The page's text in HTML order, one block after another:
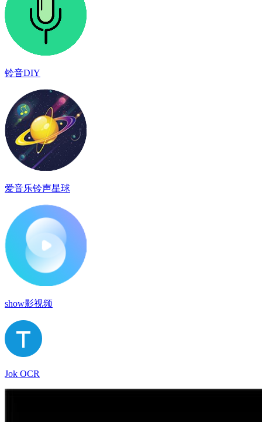
铃音DIY
爱音乐铃声星球
show影视频
Jok OCR